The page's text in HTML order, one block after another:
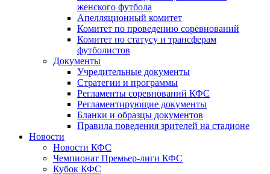
женского футбола
Апелляционный комитет
Комитет по проведению соревнований
Комитет по статусу и трансферам
футболистов
Документы
Учредительные документы
Стратегии и программы
Регламенты соревнований КФС
Регламентирующие документы
Бланки и образцы документов
Правила поведения зрителей на стадионе
Новости
Новости КФС
Чемпионат Премьер-лиги КФС
Кубок КФС